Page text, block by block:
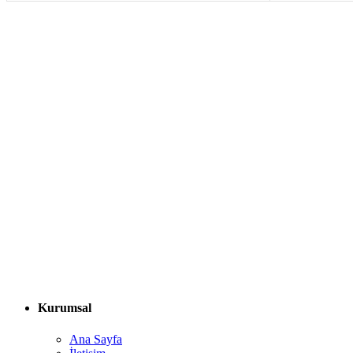
Kurumsal
Ana Sayfa